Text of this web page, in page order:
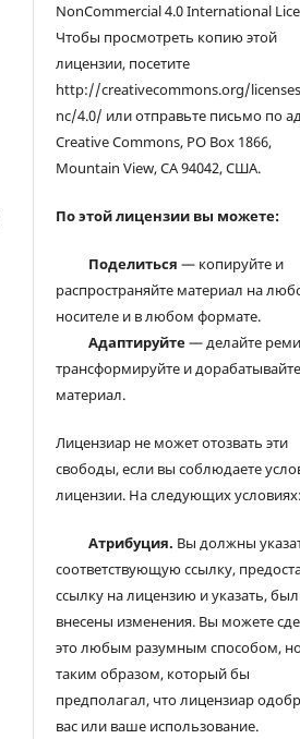
NonCommercial 4.0 International
Чтобы просмотреть копию этой
лицензии, посетите
http://creativecommons.org/
nc/4.0/ или отправьте письмо по
Creative Commons, PO Box 1866,
Mountain View, CA 94042, США.
По этой лицензии вы можете:
Поделиться — копируйте и
распространяйте материал на
носителе и в любом формате.
Адаптируйте— делайте
трансформируйте и дорабатывайте
материал.
Лицензиар не может отозвать эти
свободы, если вы соблюдаете
лицензии. На следующих условиях:
Атрибуция. Вы должны
соответствующую ссылку,
ссылку на лицензию и указать,
внесены изменения. Вы можете
это любым разумным способом,
таким образом, который бы
предполагал, что лицензиар
вас или ваше использование.